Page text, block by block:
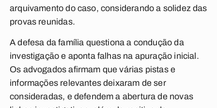
arquivamento do caso, considerando a solidez das
provas reunidas.
A defesa da família questiona a condução da
investigação e aponta falhas na apuração inicial.
Os advogados afirmam que várias pistas e
informações relevantes deixaram de ser
consideradas, e defendem a abertura de novas